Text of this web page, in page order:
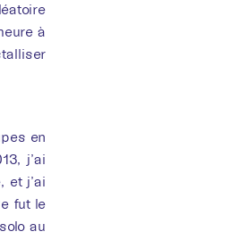
à
en
j’ai
et j’ai
fut le
au